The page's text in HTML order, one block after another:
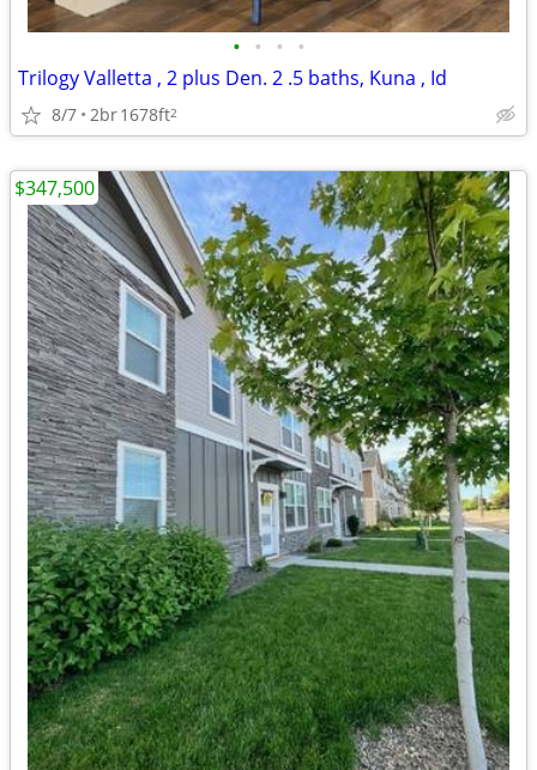
• • • •
Trilogy Valletta , 2 plus Den. 2 .5 baths, Kuna , Id
8/7 2br1678ft2
$347,500